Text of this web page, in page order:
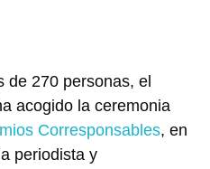
de 270 personas, el
acogido la ceremonia
Corresponsables, en
periodista y